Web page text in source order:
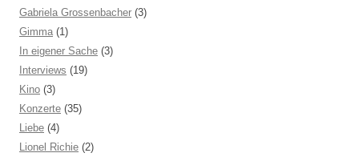
Gabriela Grossenbacher (3)
Gimma (1)
In eigener Sache (3)
Interviews (19)
Kino (3)
Konzerte (35)
Liebe (4)
Lionel Richie (2)